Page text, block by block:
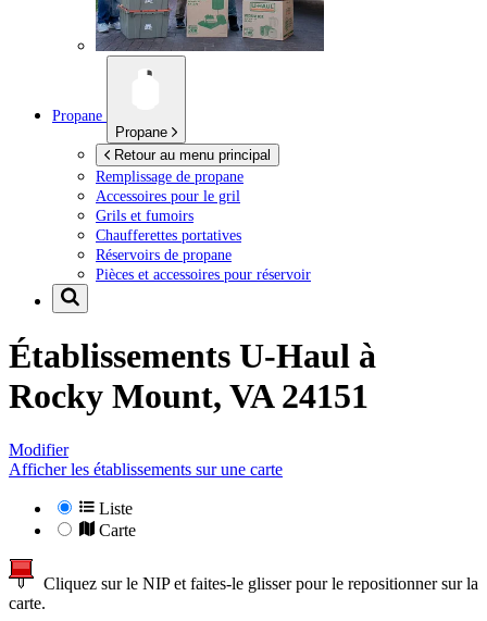
Propane
Propane
Retour au menu principal
Remplissage de propane
Accessoires pour le gril
Grils et fumoirs
Chaufferettes portatives
Réservoirs de propane
Pièces et accessoires pour réservoir
Établissements U-Haul à
Rocky Mount, VA 24151
Modifier
Afficher les établissements sur une carte
Liste
Carte
Cliquez sur le NIP et faites-le glisser pour le repositionner sur la
carte.